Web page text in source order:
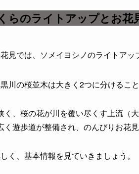
らのライトアップとお花
見では、ソメイヨシノのライトア
川の桜並木は大きく2つに分けるこ
く、桜の花が川を覆い尽くす上流（
く遊歩道が整備され、のんびりお花
く、基本情報を見ていきましょう。